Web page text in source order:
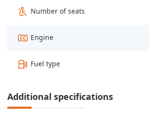
Number of seats
Engine
Fuel type
Additional specifications